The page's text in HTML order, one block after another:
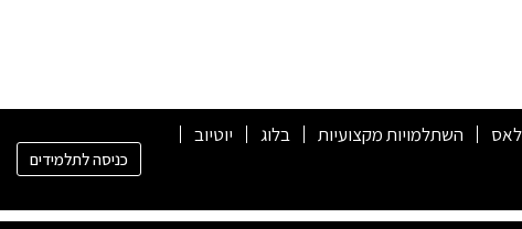
השתלמויות מקצועיות בלוג יוטיוב
כניסה לתלמידים